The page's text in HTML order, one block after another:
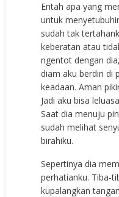
Entah apa yang
untuk
sudah tak
keberatan atau
ngentot dengan
diam aku berdiri di
keadaan. Aman
Jadi aku bisa
Saat dia menuju
sudah melihat
birahiku.
Sepertinya dia
perhatianku. Tiba-
kupalangkan